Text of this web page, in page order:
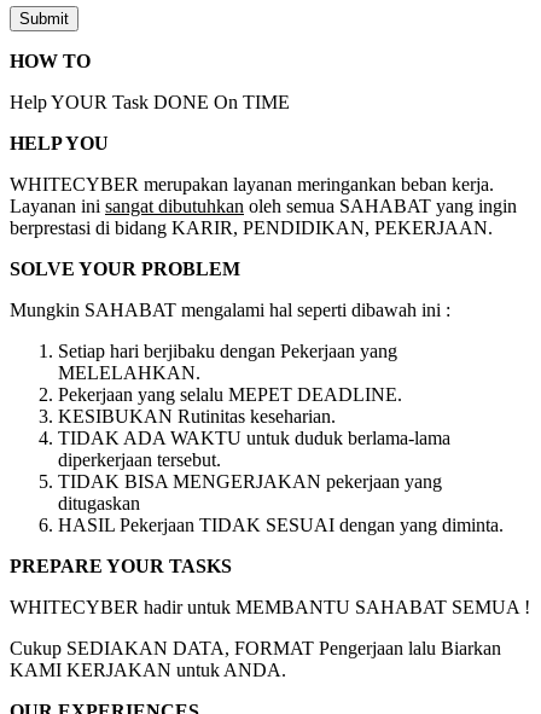
HOW TO
Help YOUR Task DONE On TIME
HELP YOU
WHITECYBER merupakan layanan meringankan beban kerja.
Layanan ini sangat dibutuhkan oleh semua SAHABAT yang ingin
berprestasi di bidang KARIR, PENDIDIKAN, PEKERJAAN.
SOLVE YOUR PROBLEM
Mungkin SAHABAT mengalami hal seperti dibawah ini :
Setiap hari berjibaku dengan Pekerjaan yang
MELELAHKAN.
Pekerjaan yang selalu MEPET DEADLINE.
KESIBUKAN Rutinitas keseharian.
TIDAK ADA WAKTU untuk duduk berlama-lama
diperkerjaan tersebut.
TIDAK BISA MENGERJAKAN pekerjaan yang
ditugaskan
HASIL Pekerjaan TIDAK SESUAI dengan yang diminta.
PREPARE YOUR TASKS
WHITECYBER hadir untuk MEMBANTU SAHABAT SEMUA !
Cukup SEDIAKAN DATA, FORMAT Pengerjaan lalu Biarkan
KAMI KERJAKAN untuk ANDA.